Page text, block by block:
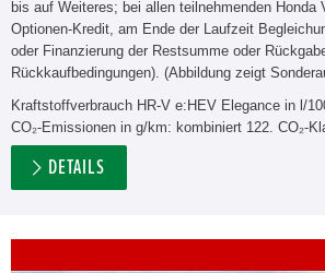
bis auf Weiteres; bei allen teilnehmenden Honda
Optionen-Kredit, am Ende der Laufzeit
oder Finanzierung der Restsumme oder
Rückkaufbedingungen). (Abbildung zeigt
Kraftstoffverbrauch HR-V e:HEV Elegance in l/
CO₂-Emissionen in g/km: kombiniert 122. CO₂-
DETAILS